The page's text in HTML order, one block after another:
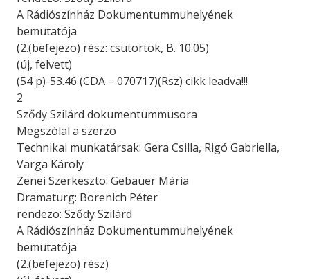
A Rádiószínház Dokumentummuhelyének
bemutatója
(2.(befejezo) rész: csütörtök, B. 10.05)
(új, felvett)
(54 p)-53.46 (CDA – 070717)(Rsz) cikk leadva!!!
2
Sződy Szilárd dokumentummusora
Megszólal a szerzo
Technikai munkatársak: Gera Csilla, Rigó Gabriella,
Varga Károly
Zenei Szerkeszto: Gebauer Mária
Dramaturg: Borenich Péter
rendezo: Sződy Szilárd
A Rádiószínház Dokumentummuhelyének
bemutatója
(2.(befejezo) rész)